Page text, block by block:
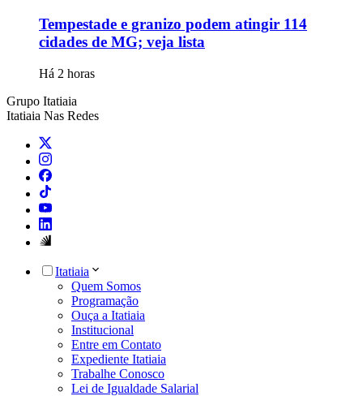
Tempestade e granizo podem atingir 114
cidades de MG; veja lista
Há 2 horas
Grupo Itatiaia
Itatiaia Nas Redes
Itatiaia
Quem Somos
Programação
Ouça a Itatiaia
Institucional
Entre em Contato
Expediente Itatiaia
Trabalhe Conosco
Lei de Igualdade Salarial